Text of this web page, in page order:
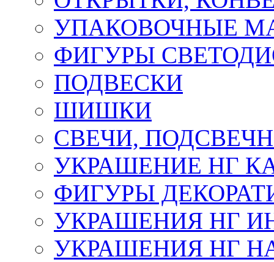
УПАКОВОЧНЫЕ
ФИГУРЫ
ПОДВЕСКИ
ШИШКИ
СВЕЧИ,
УКРАШЕНИЕ НГ
ФИГУРЫ
УКРАШЕНИЯ НГ
УКРАШЕНИЯ НГ